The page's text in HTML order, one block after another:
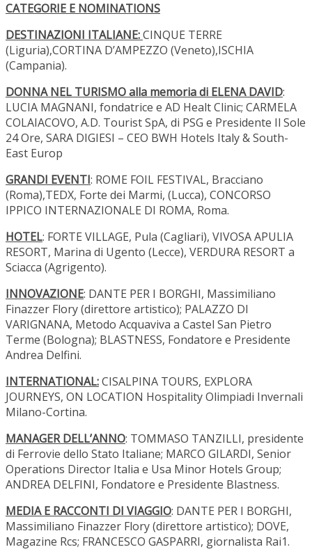
CATEGORIE E NOMINATIONS
DESTINAZIONI ITALIANE:CINQUE TERRE
(Liguria),CORTINA D’AMPEZZO (Veneto),ISCHIA
(Campania).
DONNA NEL TURISMO alla memoria di ELENA DAVID:
LUCIA MAGNANI, fondatrice e AD Healt Clinic; CARMELA
COLAIACOVO, A.D. Tourist SpA, di PSG e Presidente Il Sole
24 Ore, SARA DIGIESI – CEO BWH Hotels Italy & South-
East Europ
GRANDI EVENTI: ROME FOIL FESTIVAL, Bracciano
(Roma),TEDX, Forte dei Marmi, (Lucca), CONCORSO
IPPICO INTERNAZIONALE DI ROMA, Roma.
HOTEL: FORTE VILLAGE, Pula (Cagliari), VIVOSA APULIA
RESORT, Marina di Ugento (Lecce), VERDURA RESORT a
Sciacca (Agrigento).
INNOVAZIONE: DANTE PER I BORGHI, Massimiliano
Finazzer Flory (direttore artistico); PALAZZO DI
VARIGNANA, Metodo Acquaviva a Castel San Pietro
Terme (Bologna); BLASTNESS, Fondatore e Presidente
Andrea Delfini.
INTERNATIONAL:CISALPINA TOURS, EXPLORA
JOURNEYS, ON LOCATION Hospitality Olimpiadi Invernali
Milano-Cortina.
MANAGER DELL’ANNO: TOMMASO TANZILLI, presidente
di Ferrovie dello Stato Italiane; MARCO GILARDI, Senior
Operations Director Italia e Usa Minor Hotels Group;
ANDREA DELFINI, Fondatore e Presidente Blastness.
MEDIA E RACCONTI DI VIAGGIO: DANTE PER I BORGHI,
Massimiliano Finazzer Flory (direttore artistico); DOVE,
Magazine Rcs; FRANCESCO GASPARRI, giornalista Rai1.